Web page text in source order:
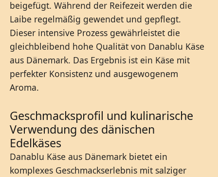
beigefügt. Während der Reifezeit werden die
Laibe regelmäßig gewendet und gepflegt.
Dieser intensive Prozess gewährleistet die
gleichbleibend hohe Qualität von Danablu Käse
aus Dänemark. Das Ergebnis ist ein Käse mit
perfekter Konsistenz und ausgewogenem
Aroma.
Geschmacksprofil und kulinarische
Verwendung des dänischen
Edelkäses
Danablu Käse aus Dänemark bietet ein
komplexes Geschmackserlebnis mit salziger